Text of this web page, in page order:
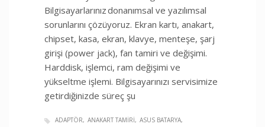
Bilgisayarlarınız donanımsal ve yazılımsal
sorunlarını çözüyoruz. Ekran kartı, anakart,
chipset, kasa, ekran, klavye, menteşe, şarj
girişi (power jack), fan tamiri ve değişimi.
Harddisk, işlemci, ram değişimi ve
yükseltme işlemi. Bilgisayarınızı servisimize
getirdiğinizde süreç şu
ADAPTÖR ANAKART TAMIRI
ASUS BATARYA